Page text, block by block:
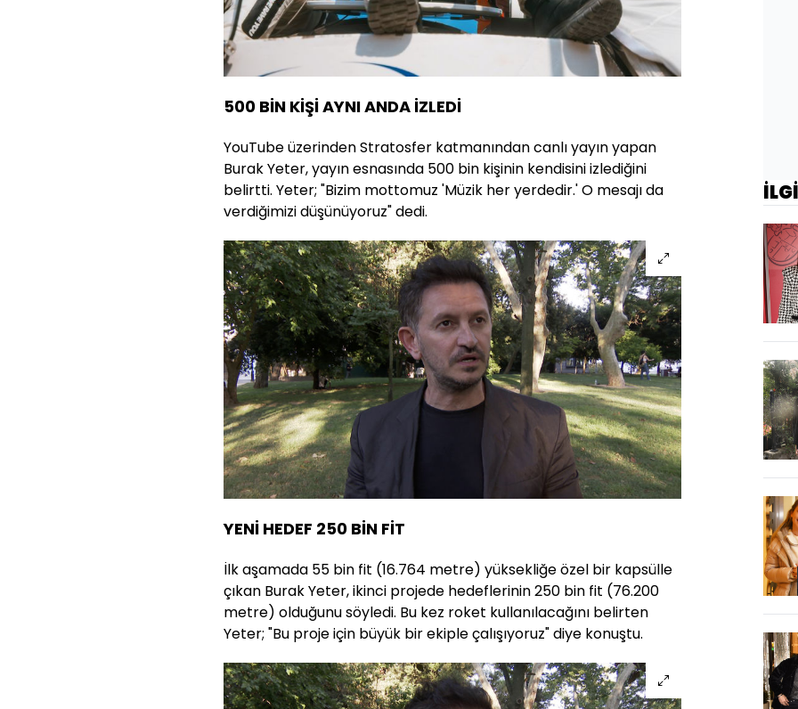
500 BİN KİŞİ AYNI ANDA İZLEDİ
YouTube üzerinden Stratosfer katmanından canlı yayın yapan
Burak Yeter, yayın esnasında 500 bin kişinin kendisini izlediğini
belirtti. Yeter; "Bizim mottomuz 'Müzik her yerdedir.' O mesajı da
verdiğimizi düşünüyoruz" dedi.
YENİ HEDEF 250 BİN FİT
İlk aşamada 55 bin fit (16.764 metre) yüksekliğe özel bir kapsülle
çıkan Burak Yeter, ikinci projede hedeflerinin 250 bin fit (76.200
metre) olduğunu söyledi. Bu kez roket kullanılacağını belirten
Yeter; "Bu proje için büyük bir ekiple çalışıyoruz" diye konuştu.